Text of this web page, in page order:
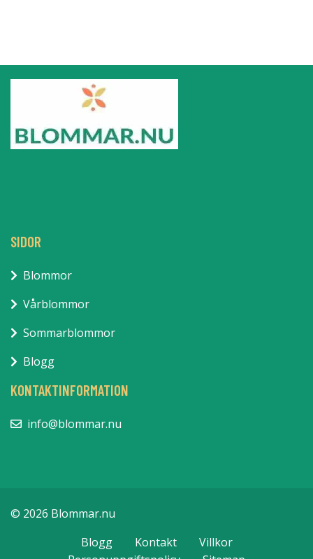
SIDOR
Blommor
Vårblommor
Sommarblommor
Blogg
KONTAKTINFORMATION
info@blommar.nu
© 2026 Blommar.nu
Blogg
Kontakt
Villkor